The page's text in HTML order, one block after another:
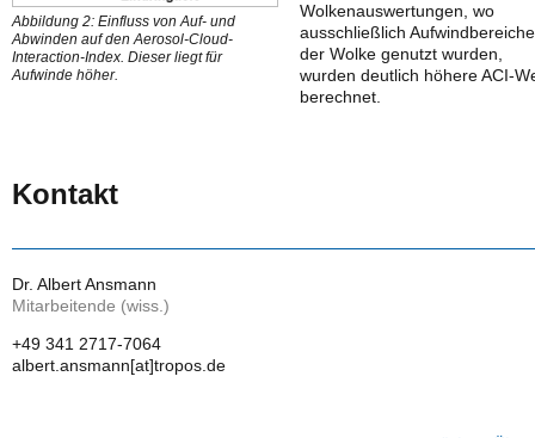
Abbildung 2: Einfluss von Auf- und
Abwinden auf den Aerosol-Cloud-
Interaction-Index. Dieser liegt für
Aufwinde höher.
Wolkenauswertungen, wo
ausschließlich Aufwindbereiche
der Wolke genutzt wurden,
wurden deutlich höhere ACI-
berechnet.
Kontakt
Dr. Albert Ansmann
Mitarbeitende (wiss.)
+49 341 2717-7064
albert.ansmann[at]tropos.de